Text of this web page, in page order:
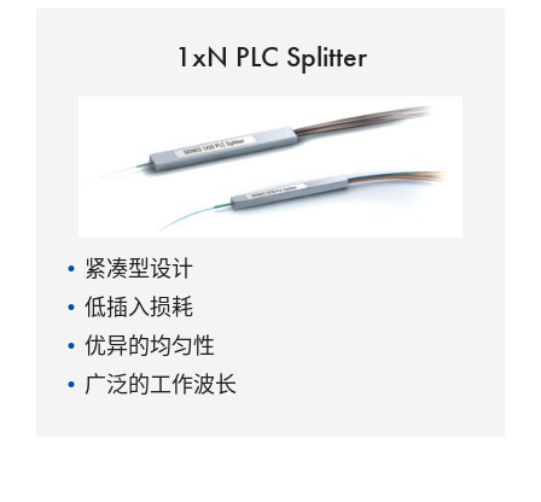
1xN PLC Splitter
紧凑型设计
低插入损耗
优异的均匀性
广泛的工作波长